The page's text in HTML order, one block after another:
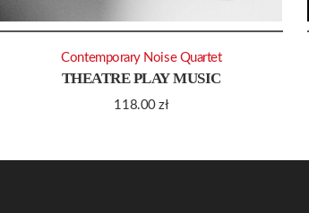
THEATRE PLAY MUSIC
118.00zł
Contemporary Noise Quartet